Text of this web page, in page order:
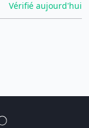
Vérifié aujourd'hui